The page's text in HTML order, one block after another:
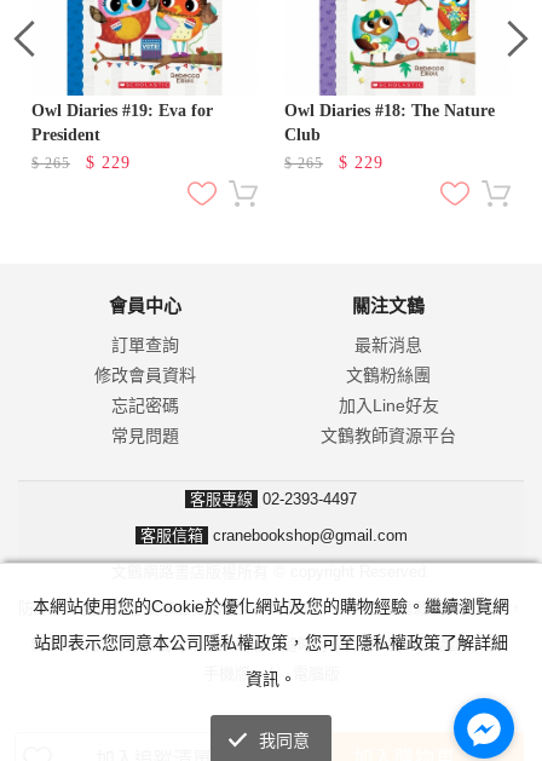
Owl Diaries #19: Eva for
President
$265 $ 229
Owl Diaries #18: The Nature
Club
$265 $ 229
會員中心
訂單查詢
修改會員資料
忘記密碼
常見問題
關注文鶴
最新消息
文鶴粉絲團
加入Line好友
文鶴教師資源平台
客服專線 02-2393-4497
客服信箱 cranebookshop@gmail.com
防詐騙！我們不會要求並指示您至ATM操作。ATM只有匯款及轉帳功能，
無法解除分期付款或訂單錯誤問題。隨時可撥打165反詐騙諮詢專線。
手機版 |
本網站使用您的Cookie於優化網站及您的購物經驗。繼續瀏覽網
站即表示您同意本公司隱私權政策，您可至隱私權政策了解詳細
資訊。
我同意